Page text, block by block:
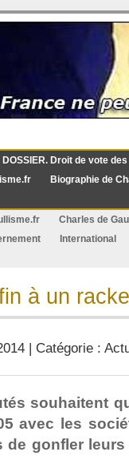
DOSSIER. Droit de vote
Biographie de
Charles de
International
à un
| Catégorie :
souhaitent
avec les
de gonfler